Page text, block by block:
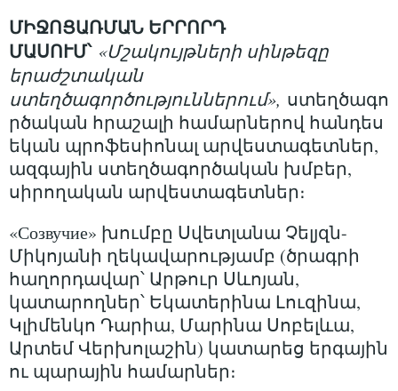
ՄԻՋՈՑԱՌՄԱՆ ԵՐՐՈՐԴ
ՄԱՍՈՒՄ՝ «Մշակույթների սինթեզը
երաժշտական
ստեղծագործություններում», ստեղծագո
րծական հրաշալի համարներով հանդես
եկան պրոֆեսիոնալ արվեստագետներ,
ազգային ստեղծագործական խմբեր,
սիրողական արվեստագետներ։
«Созвучие» խումբը Սվետլանա Չելյզն-
Միկոյանի ղեկավարությամբ (ծրագրի
հաղորդավար՝ Արթուր Սևոյան,
կատարողներ՝ Եկատերինա Լուզինա,
Կլիմենկո Դարիա, Մարինա Սոբելևա,
Արտեմ Վերխոլաշին) կատարեց երգային
ու պարային համարներ։